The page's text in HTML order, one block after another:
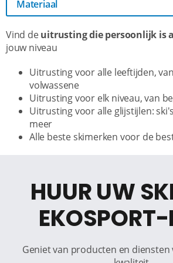
Materiaal
Vind deuitrusting die persoonlijk is
jouw niveau
Uitrusting voor alle leeftijden,
volwassene
Uitrusting voor elk niveau, van
Uitrusting voor alle glijstijlen:
meer
Alle beste skimerken voor de
HUUR UW
EKOSPORT-
Geniet van producten en diensten